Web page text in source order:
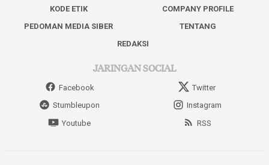
KODE ETIK
COMPANY PROFILE
PEDOMAN MEDIA SIBER
TENTANG
REDAKSI
JARINGAN SOCIAL
Facebook
Twitter
Stumbleupon
Instagram
Youtube
RSS